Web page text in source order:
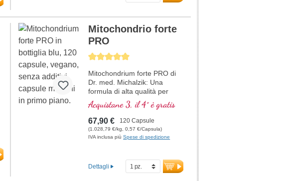
Average rating of 5 out of 5 stars
Mitochondrio forte
PRO
Mitochondrium forte PRO di
Dr. med. Michalzik: Una
formula di alta qualità per
supportare il metabolismo
energetico e la salute
cellulare. Include NADH, Q10,
Resveratrolo e Tiamina, che
promuovono il metabolismo
forma di Sodium-R-Lipoato.
Sigillatura senza alluminio e
Acquistane 3, il 4° è gratis
67,90 € 120 Capsule
(1.028,79 €/kg, 0,57 €/Capsula)
IVA inclusa piùSpese di spedizione
Dettagli